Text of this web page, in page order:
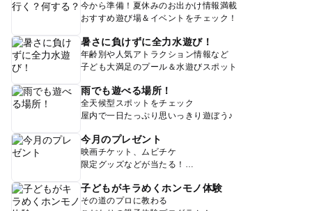
今から準備！夏休みのお出かけ情報満載
おすすめ遊び場＆イベントをチェック！
暑さに負けずに全力水遊び！
年齢別や人気アトラクション情報など
子ども大満足のプール＆水遊びスポット
雨でも遊べる場所！
全天候型スポットをチェック
屋内で一日たっぷり思いっきり遊ぼう♪
今月のプレゼント
映画チケット、ムビチケ
限定グッズなどが当たる！
子どもがキラめくホンモノ体験
その道のプロに教わる